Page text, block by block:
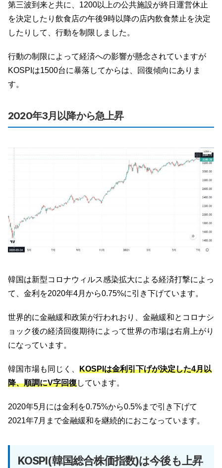
第三波到来と共に、1200以上の公共施設が終日運営休止
を決定したり飲食店の午後9時以降の店内飲食禁止を決定
したりして、行動を制限しました。
行動の制限によって経済への影響が懸念されていますが
KOSPIは1500台に暴落してからは、回復傾向にありま
す。
2020年3月以降から急上昇
韓国は新型コロナウィルス感染拡大による経済打撃によっ
て、金利を2020年4月から0.75%に引き下げています。
世界的に金融緩和政策が行われおり、金融緩和とコロナシ
ョック後の経済回復期待によって世界の市場は右肩上がり
になっています。
韓国市場も同じく、 KOSPIは金利引下げが決定した4月以
降、順調にV字回復しています。
2020年5月には金利を0.75%から0.5%まで引き下げて
2021年7月まで金融緩和を継続的におこなっています。
KOSPI(韓国総合株価指数)は今後も上昇